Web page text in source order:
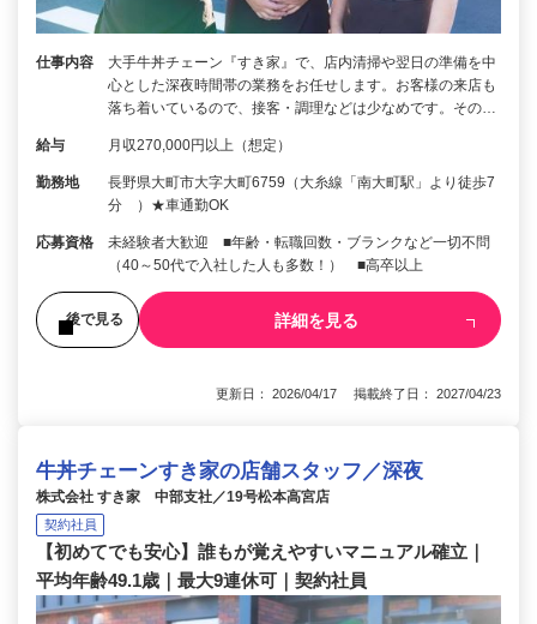
仕事内容
大手牛丼チェーン『すき家』で、店内清掃や翌日の準備を中
心とした深夜時間帯の業務をお任せします。お客様の来店も
落ち着いているので、接客・調理などは少なめです。その…
給与 月収270,000円以上（想定）
勤務地
長野県大町市大字大町6759（大糸線「南大町駅」より徒歩7
分 ）★車通勤OK
応募資格
未経験者大歓迎 ■年齢・転職回数・ブランクなど一切不問
（40～50代で入社した人も多数！） ■高卒以上
後で見る 詳細を見る
更新日： 2026/04/17 掲載終了日： 2027/04/23
牛丼チェーンすき家の店舗スタッフ／深夜
株式会社 すき家 中部支社／19号松本高宮店
契約社員
【初めてでも安心】誰もが覚えやすいマニュアル確立｜
平均年齢49.1歳｜最大9連休可｜契約社員